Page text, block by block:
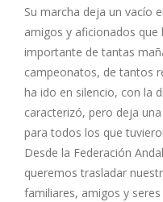
Su marcha deja un vacío
amigos y aficionados que
importante de tantas
campeonatos, de tantos
ha ido en silencio, con la
caracterizó, pero deja
para todos los que
Desde la Federación
queremos trasladar
familiares, amigos y